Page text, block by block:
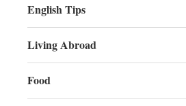
English Tips
Living Abroad
Food